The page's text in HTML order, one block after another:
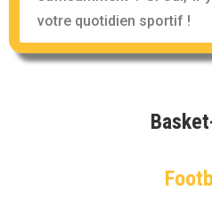
votre quotidien sportif !